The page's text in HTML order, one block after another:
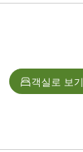
객실로 보기